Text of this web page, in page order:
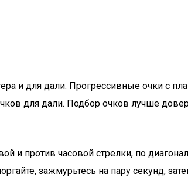
и для дали. Прогрессивные очки с
для дали. Подбор очков лучше
и против часовой стрелки, по
зажмурьтесь на пару секунд,